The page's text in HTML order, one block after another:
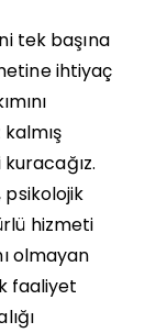
tek başına
ihtiyaç
kuracağız.
psikolojik
hizmeti
olmayan
faaliyet